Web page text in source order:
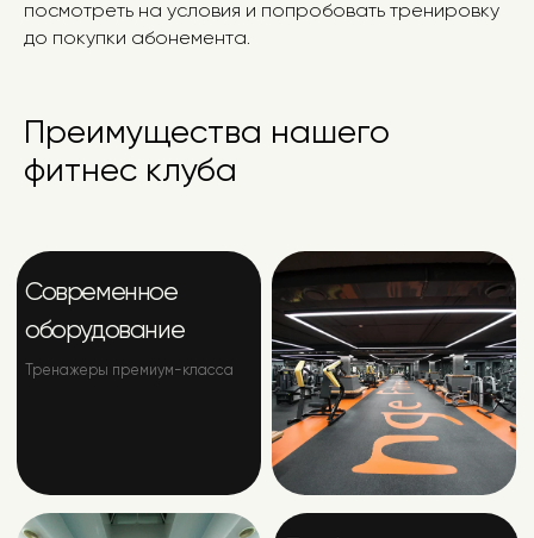
посмотреть на условия и попробовать тренировку
до покупки абонемента.
Преимущества нашего
фитнес клуба